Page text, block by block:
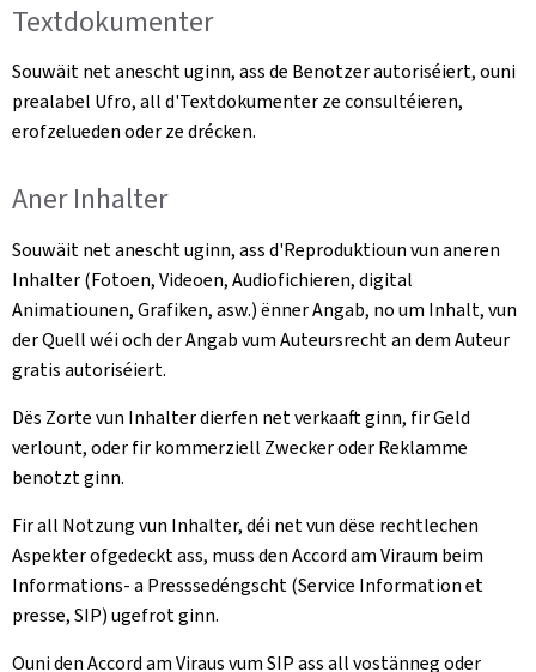
Textdokumenter
Souwäit net anescht uginn, ass de Benotzer autoriséiert, ouni
prealabel Ufro, all d'Textdokumenter ze consultéieren,
erofzelueden oder ze drécken.
Aner Inhalter
Souwäit net anescht uginn, ass d'Reproduktioun vun aneren
Inhalter (Fotoen, Videoen, Audiofichieren, digital
Animatiounen, Grafiken, asw.) ënner Angab, no um Inhalt, vun
der Quell wéi och der Angab vum Auteursrecht an dem Auteur
gratis autoriséiert.
Dës Zorte vun Inhalter dierfen net verkaaft ginn, fir Geld
verlount, oder fir kommerziell Zwecker oder Reklamme
benotzt ginn.
Fir all Notzung vun Inhalter, déi net vun dëse rechtlechen
Aspekter ofgedeckt ass, muss den Accord am Viraum beim
Informations- a Presssedéngscht (Service Information et
presse, SIP) ugefrot ginn.
Ouni den Accord am Viraus vum SIP ass all vostänneg oder